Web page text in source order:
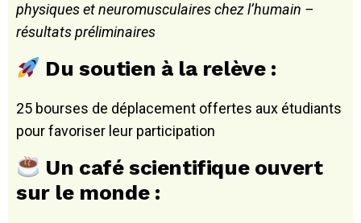
physiques et neuromusculaires chez l’humain –
résultats préliminaires
Du soutien à la relève :
25 bourses de déplacement offertes aux étudiants
pour favoriser leur participation
Un café scientifique ouvert
sur le monde :